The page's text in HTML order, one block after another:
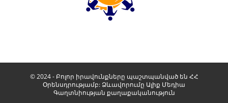
© 2024 - Բոլոր իրավունքները պաշտպանված են ՀՀ
Օրենսդրությամբ: Ձևավորումը Ալիք Մեդիա
Գաղտնիության քաղաքականություն